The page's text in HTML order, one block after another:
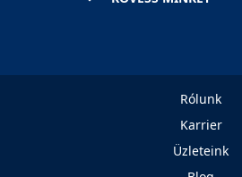
Rólunk
Karrier
Üzleteink